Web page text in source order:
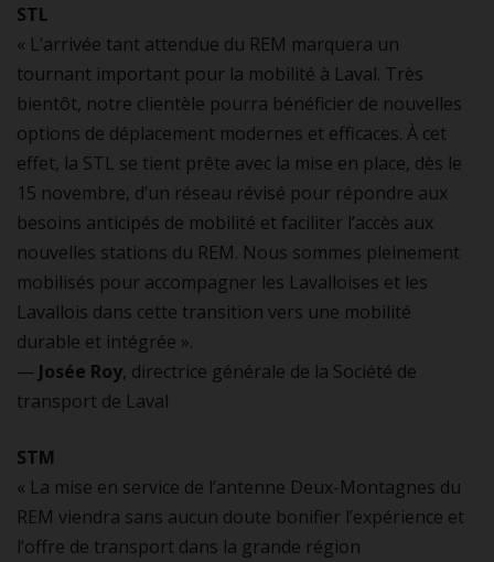
STL
« L’arrivée tant attendue du REM marquera un
tournant important pour la mobilité à Laval. Très
bientôt, notre clientèle pourra bénéficier de nouvelles
options de déplacement modernes et efficaces. À cet
effet, la STL se tient prête avec la mise en place, dès le
15 novembre, d’un réseau révisé pour répondre aux
besoins anticipés de mobilité et faciliter l’accès aux
nouvelles stations du REM. Nous sommes pleinement
mobilisés pour accompagner les Lavalloises et les
Lavallois dans cette transition vers une mobilité
durable et intégrée ».
— Josée Roy, directrice générale de la Société de
transport de Laval
STM
« La mise en service de l’antenne Deux-Montagnes du
REM viendra sans aucun doute bonifier l’expérience et
l’offre de transport dans la grande région